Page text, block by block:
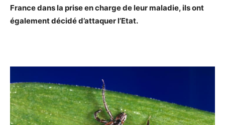
France dans la prise en charge de leur maladie, ils ont
également décidé d’attaquer l’Etat.